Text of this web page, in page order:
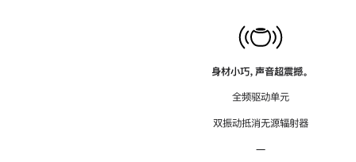
身材小巧，声音超震撼。
全频驱动单元
双振动抵消无源辐射器
—